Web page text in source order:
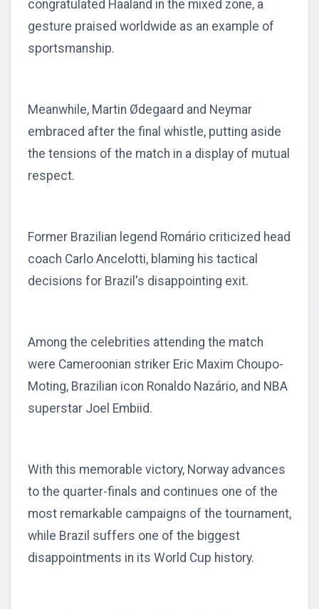
congratulated Haaland in the mixed zone, a
gesture praised worldwide as an example of
sportsmanship.
Meanwhile, Martin Ødegaard and Neymar
embraced after the final whistle, putting aside
the tensions of the match in a display of mutual
respect.
Former Brazilian legend Romário criticized head
coach Carlo Ancelotti, blaming his tactical
decisions for Brazil's disappointing exit.
Among the celebrities attending the match
were Cameroonian striker Eric Maxim Choupo-
Moting, Brazilian icon Ronaldo Nazário, and NBA
superstar Joel Embiid.
With this memorable victory, Norway advances
to the quarter-finals and continues one of the
most remarkable campaigns of the tournament,
while Brazil suffers one of the biggest
disappointments in its World Cup history.